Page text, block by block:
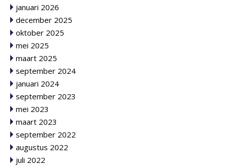
januari 2026
december 2025
oktober 2025
mei 2025
maart 2025
september 2024
januari 2024
september 2023
mei 2023
maart 2023
september 2022
augustus 2022
juli 2022